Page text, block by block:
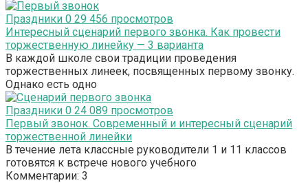
Праздники 0 29 456 просмотров
Интересный сценарий первого звонка. Как провести
торжественную линейку — 3 варианта
В каждой школе свои традиции проведения
торжественных линеек, посвященных первому звонку.
Однако есть одно
Праздники 0 24 089 просмотров
Первый звонок. Современный и интересный сценарий
торжественной линейки
В течение лета классные руководители 1 и 11 классов
готовятся к встрече нового учебного
Комментарии: 3